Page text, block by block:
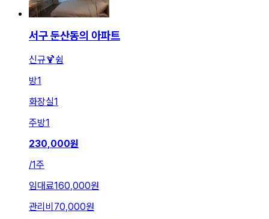
서구 둔산동의 아파트
신규🍹쉼
방1
화장실1
주방1
230,000원
/1주
임대료160,000원
관리비 70,000원